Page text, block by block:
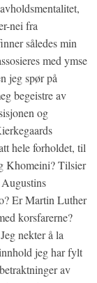
nei fra
således min
med ymse
jeg spør på
begeistre av
og
hele forholdet, til
Khomeini? Tilsier
Er Martin Luther
korsfarerne?
nekter å la
jeg har fylt
av